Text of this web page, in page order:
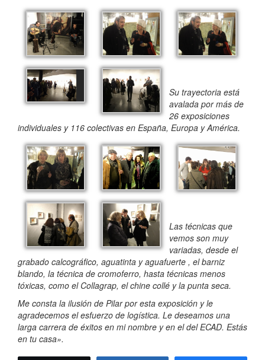
Su trayectoria está
avalada por más de
26 exposiciones
individuales y 116 colectivas en España, Europa y América.
Las técnicas que
vemos son muy
variadas, desde el
grabado calcográfico, aguatinta y aguafuerte , el barniz
blando, la técnica de cromoferro, hasta técnicas menos
tóxicas, como el Collagrap, el chine collé y la punta seca.
Me consta la ilusión de Pilar por esta exposición y le
agradecemos el esfuerzo de logística. Le deseamos una
larga carrera de éxitos en mi nombre y en el del ECAD. Estás
en tu casa».